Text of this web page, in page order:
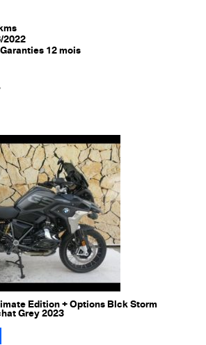
2022
12 mois
Edition + Options Blck Storm
Grey 2023